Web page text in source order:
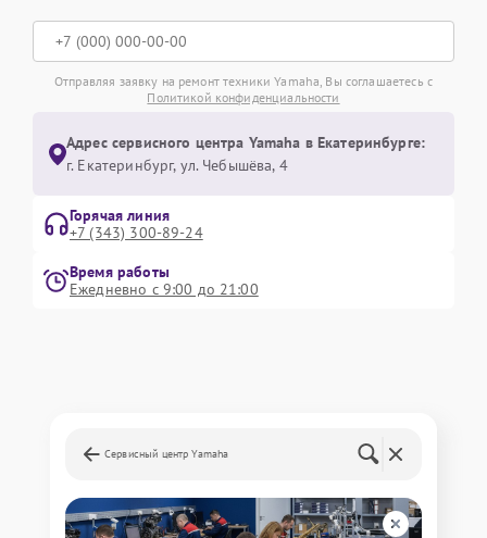
Отправляя заявку на ремонт техники Yamaha, Вы соглашаетесь с
Политикой конфиденциальности
Адрес сервисного центра Yamaha в Екатеринбурге:
г. Екатеринбург, ул. Чебышёва, 4
Горячая линия
+7 (343) 300-89-24
Время работы
Ежедневно с 9:00 до 21:00
Сервисный центр Yamaha